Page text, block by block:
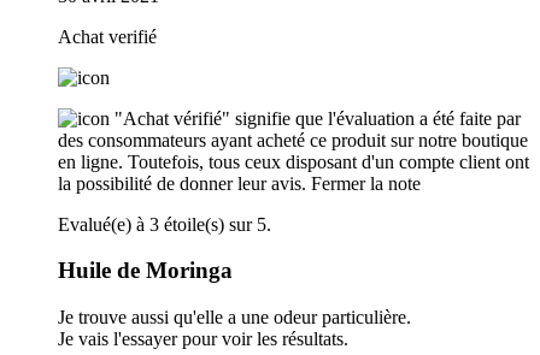
Achat verifié
"Achat vérifié" signifie que l'évaluation a été faite par
des consommateurs ayant acheté ce produit sur notre boutique
en ligne. Toutefois, tous ceux disposant d'un compte client ont
la possibilité de donner leur avis. Fermer la note
Evalué(e) à 3 étoile(s) sur 5.
Huile de Moringa
Je trouve aussi qu'elle a une odeur particulière.
Je vais l'essayer pour voir les résultats.